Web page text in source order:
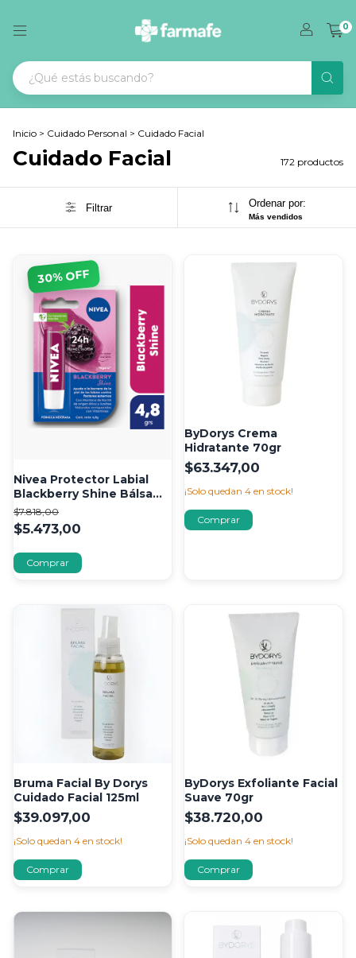
0
Inicio > Cuidado Personal > Cuidado Facial
Cuidado Facial 172 productos
Filtrar Ordenar por:
Más vendidos
Nivea Protector Labial
Blackberry Shine Bálsamo
Humectante
$5.473,00
$7.818,00
30% OFF
ByDorys Crema
Hidratante 70gr
$63.347,00
¡Solo quedan 4 en stock!
Bruma Facial By Dorys
Cuidado Facial 125ml
$39.097,00
¡Solo quedan 4 en stock!
ByDorys Exfoliante Facial
Suave 70gr
$38.720,00
¡Solo quedan 4 en stock!